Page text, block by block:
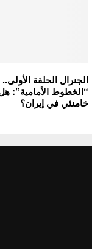
الجنرال الحلقة
“الخطوط الأمامية”:
خامنئي في إيران؟